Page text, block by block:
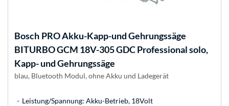
Bosch PRO Akku-Kapp-und Gehrungssäge
BITURBO GCM 18V-305 GDC Professional solo,
Kapp- und Gehrungssäge
blau, Bluetooth Modul, ohne Akku und Ladegerät
Leistung/Spannung: Akku-Betrieb, 18Volt